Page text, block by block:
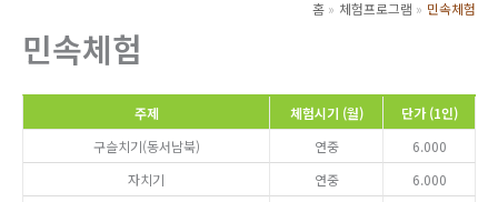
홈 체험프로그램 민속체험
민속체험
주제 체험시기 (월)
단가 (1인)
구슬치기(동서남북)
연중
6.000
자치기
연중
6.000